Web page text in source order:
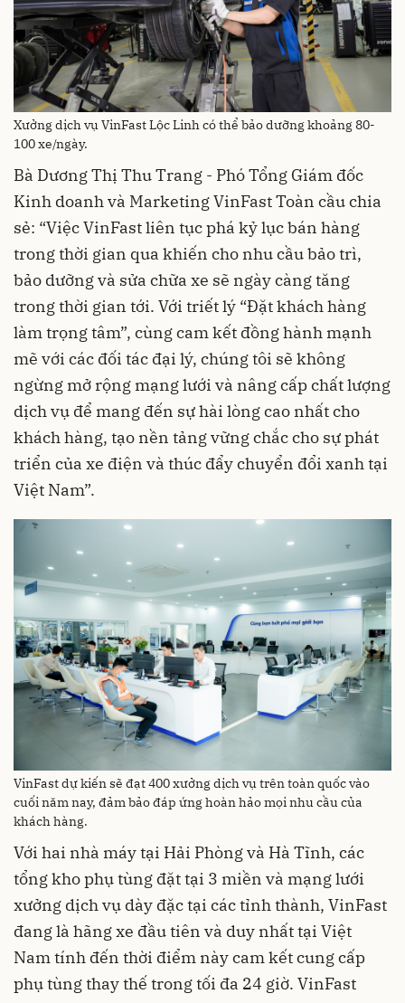
Xưởng dịch vụ VinFast Lộc Linh có thể bảo dưỡng khoảng 80-
100 xe/ngày.
Bà Dương Thị Thu Trang - Phó Tổng Giám đốc
Kinh doanh và Marketing VinFast Toàn cầu chia
sẻ: “Việc VinFast liên tục phá kỷ lục bán hàng
trong thời gian qua khiến cho nhu cầu bảo trì,
bảo dưỡng và sửa chữa xe sẽ ngày càng tăng
trong thời gian tới. Với triết lý “Đặt khách hàng
làm trọng tâm”, cùng cam kết đồng hành mạnh
mẽ với các đối tác đại lý, chúng tôi sẽ không
ngừng mở rộng mạng lưới và nâng cấp chất lượng
dịch vụ để mang đến sự hài lòng cao nhất cho
khách hàng, tạo nền tảng vững chắc cho sự phát
triển của xe điện và thúc đẩy chuyển đổi xanh tại
Việt Nam”.
VinFast dự kiến sẽ đạt 400 xưởng dịch vụ trên toàn quốc vào
cuối năm nay, đảm bảo đáp ứng hoàn hảo mọi nhu cầu của
khách hàng.
Với hai nhà máy tại Hải Phòng và Hà Tĩnh, các
tổng kho phụ tùng đặt tại 3 miền và mạng lưới
xưởng dịch vụ dày đặc tại các tỉnh thành, VinFast
đang là hãng xe đầu tiên và duy nhất tại Việt
Nam tính đến thời điểm này cam kết cung cấp
phụ tùng thay thế trong tối đa 24 giờ. VinFast